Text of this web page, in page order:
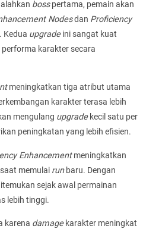
bosspertama, pemain akan
Nodesdan Proficiency
. Kedua upgradeini sangat kuat
karakter secara
meningkatkan tiga atribut utama
karakter terasa lebih
mengulang upgradekecil satu per
peningkatan yang lebih efisien.
Enhancementmeningkatkan
memulai runbaru. Dengan
sejak awal permainan
lebih tinggi.
karena damagekarakter meningkat